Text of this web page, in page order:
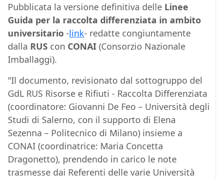
Pubblicata la versione definitiva delle Linee
Guida per la raccolta differenziata in ambito
universitario -link- redatte congiuntamente
dalla RUS con CONAI (Consorzio Nazionale
Imballaggi).
"Il documento, revisionato dal sottogruppo del
GdL RUS Risorse e Rifiuti - Raccolta Differenziata
(coordinatore: Giovanni De Feo – Università degli
Studi di Salerno, con il supporto di Elena
Sezenna – Politecnico di Milano) insieme a
CONAI (coordinatrice: Maria Concetta
Dragonetto), prendendo in carico le note
trasmesse dai Referenti delle varie Università